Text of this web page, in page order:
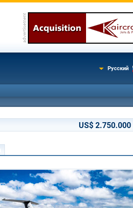
Русский
US$ 2.750.000